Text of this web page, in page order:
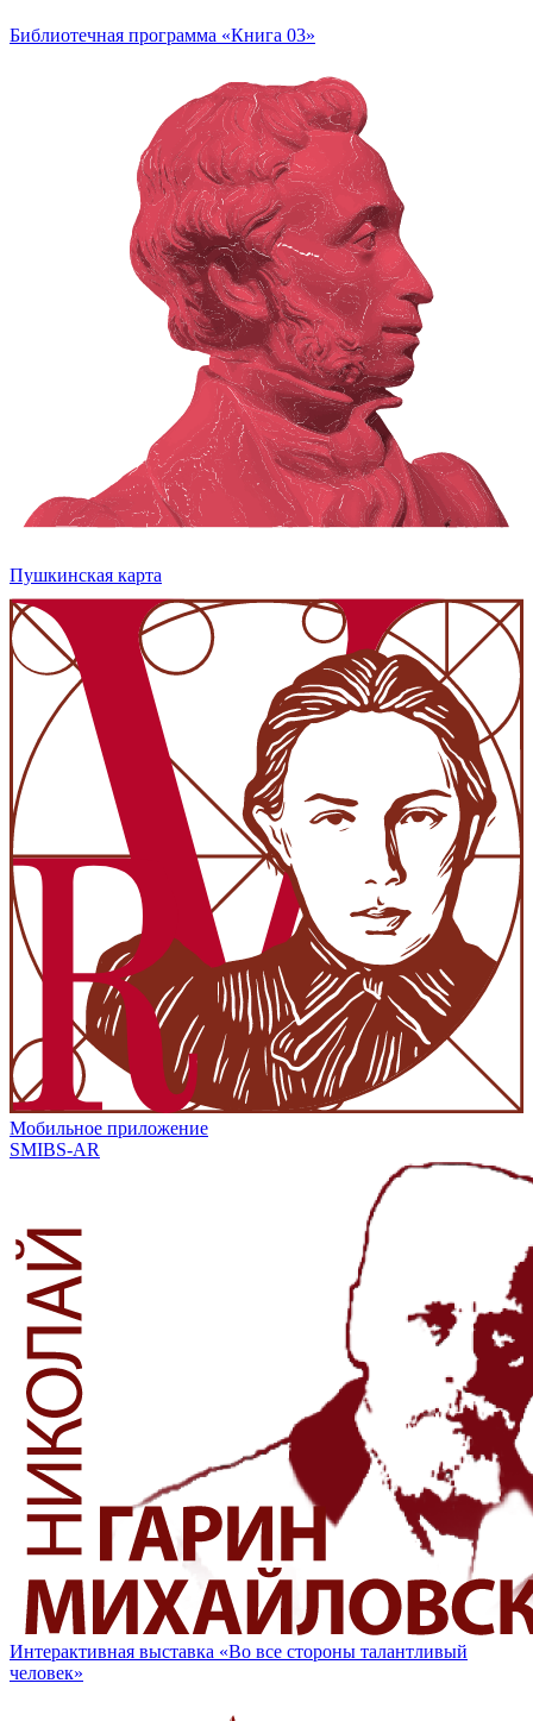
Библиотечная программа «Книга 03»
Пушкинская карта
Мобильное приложение
SMIBS-AR
Интерактивная выставка «Во все стороны талантливый
человек»